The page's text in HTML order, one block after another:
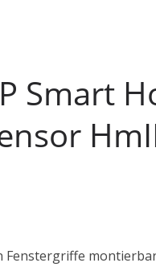
Smart
Fenstergriffe